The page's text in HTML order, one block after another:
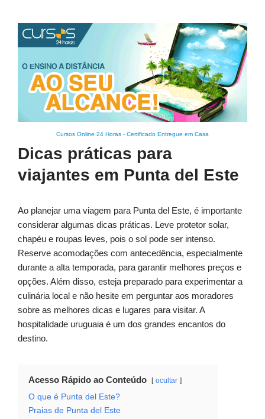
Cursos Online 24 Horas - Certificado Entregue em Casa
Dicas práticas para
viajantes em Punta del Este
Ao planejar uma viagem para Punta del Este, é importante
considerar algumas dicas práticas. Leve protetor solar,
chapéu e roupas leves, pois o sol pode ser intenso.
Reserve acomodações com antecedência, especialmente
durante a alta temporada, para garantir melhores preços e
opções. Além disso, esteja preparado para experimentar a
culinária local e não hesite em perguntar aos moradores
sobre as melhores dicas e lugares para visitar. A
hospitalidade uruguaia é um dos grandes encantos do
destino.
Acesso Rápido ao Conteúdo ocultar
O que é Punta del Este?
Praias de Punta del Este